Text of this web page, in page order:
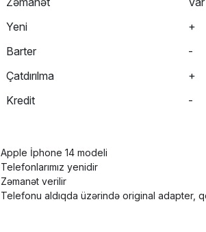
Yeni
+
Barter
-
Çatdırılma
+
Kredit
-
Apple İphone 14 modeli
Telefonlarımız yenidir
Zəmanət verilir
Telefonu aldıqda üzərində original adapter,